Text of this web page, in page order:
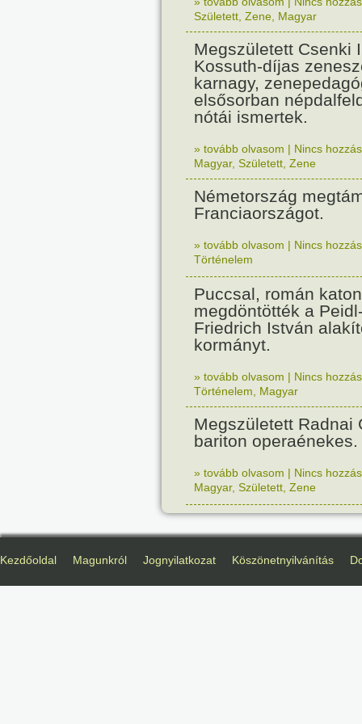
Született Zene Magyar
Megszületett Csenki
Kossuth-díjas
karnagy,
elsősorban
nótái ismertek.
» tovább olvasom | Nincs
Magyar, Született Zene
Németország
Franciaországot.
» tovább olvasom | Nincs
Történelem
Puccsal, román
megdöntötték a
Friedrich István
kormányt.
» tovább olvasom | Nincs
Történelem
Magyar
Megszületett Radnai
bariton operaénekes.
» tovább olvasom | Nincs
Magyar, Született Zene
Kezdőoldal Magunkról Jognyilatkozat Köszönetnyilvánítás